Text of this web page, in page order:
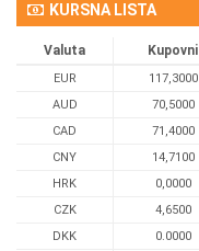
KURSNA LISTA
Valuta Kupovni
EUR 117,3000
AUD
70,5000
CAD
71,4000
CNY
14,7100
HRK
0,0000
CZK
4,6500
DKK
0.0000